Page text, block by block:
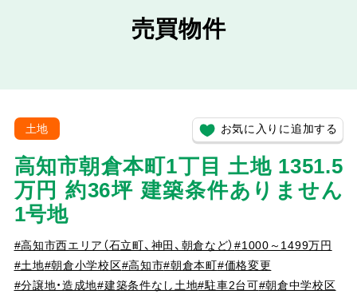
売買物件
土地
高知市朝倉本町1丁目 土地 1351.5
万円 約36坪 建築条件ありません
1号地
#高知市西エリア（石立町、神田、朝倉など）#1000～1499万円
#土地#朝倉小学校区#高知市#朝倉本町#価格変更
#分譲地・造成地#建築条件なし土地#駐車2台可#朝倉中学校区
お気に入りに追加する